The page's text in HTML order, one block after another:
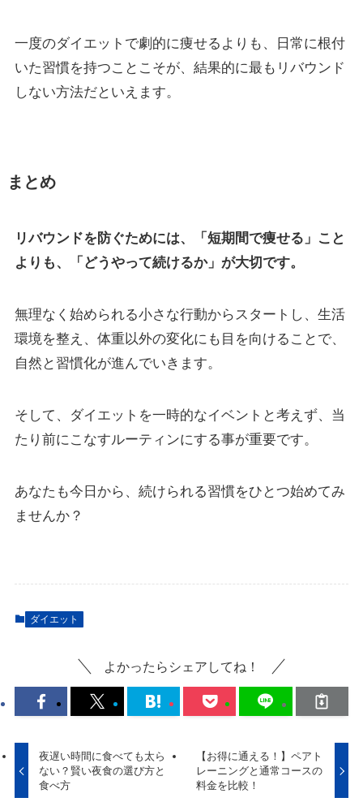
一度のダイエットで劇的に痩せるよりも、日常に根付
いた習慣を持つことこそが、結果的に最もリバウンド
しない方法だといえます。
まとめ
リバウンドを防ぐためには、「短期間で痩せる」こと
よりも、「どうやって続けるか」が大切です。
無理なく始められる小さな行動からスタートし、生活
環境を整え、体重以外の変化にも目を向けることで、
自然と習慣化が進んでいきます。
そして、ダイエットを一時的なイベントと考えず、当
たり前にこなすルーティンにする事が重要です。
あなたも今日から、続けられる習慣をひとつ始めてみ
ませんか？
ダイエット
よかったらシェアしてね！
夜遅い時間に食べても太ら
ない？賢い夜食の選び方と
食べ方
【お得に通える！】ペアト
レーニングと通常コースの
料金を比較！